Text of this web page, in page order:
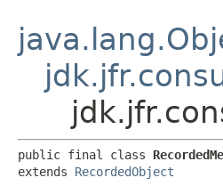
public final class
extends RecordedObject